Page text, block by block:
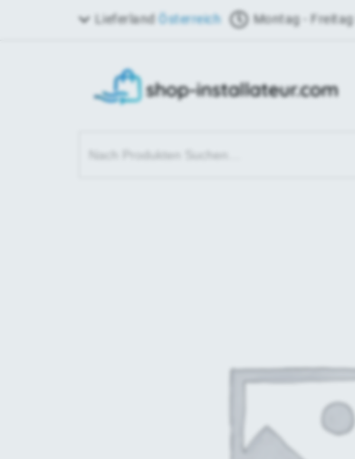
Lieferland Österreich Montag -